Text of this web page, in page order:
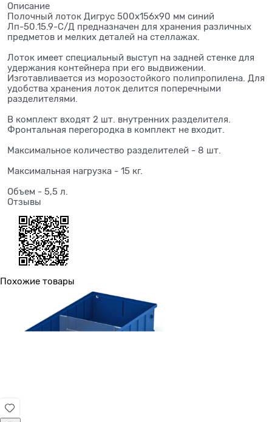
Описание
Полочный лоток Дигрус 500х156х90 мм синий
Лп-50.15.9-С/Д предназначен для хранения различных
предметов и мелких деталей на стеллажах.
Лоток имеет специальный выступ на задней стенке для
удержания контейнера при его выдвижении.
Изготавливается из морозостойкого полипропилена. Для
удобства хранения лоток делится поперечными
разделителями.
В комплект входят 2 шт. внутренних разделителя.
Фронтальная перегородка в комплект не входит.
Максимальное количество разделителей - 8 шт.
Максимальная нагрузка - 15 кг.
Объем - 5,5 л.
Отзывы
Похожие товары